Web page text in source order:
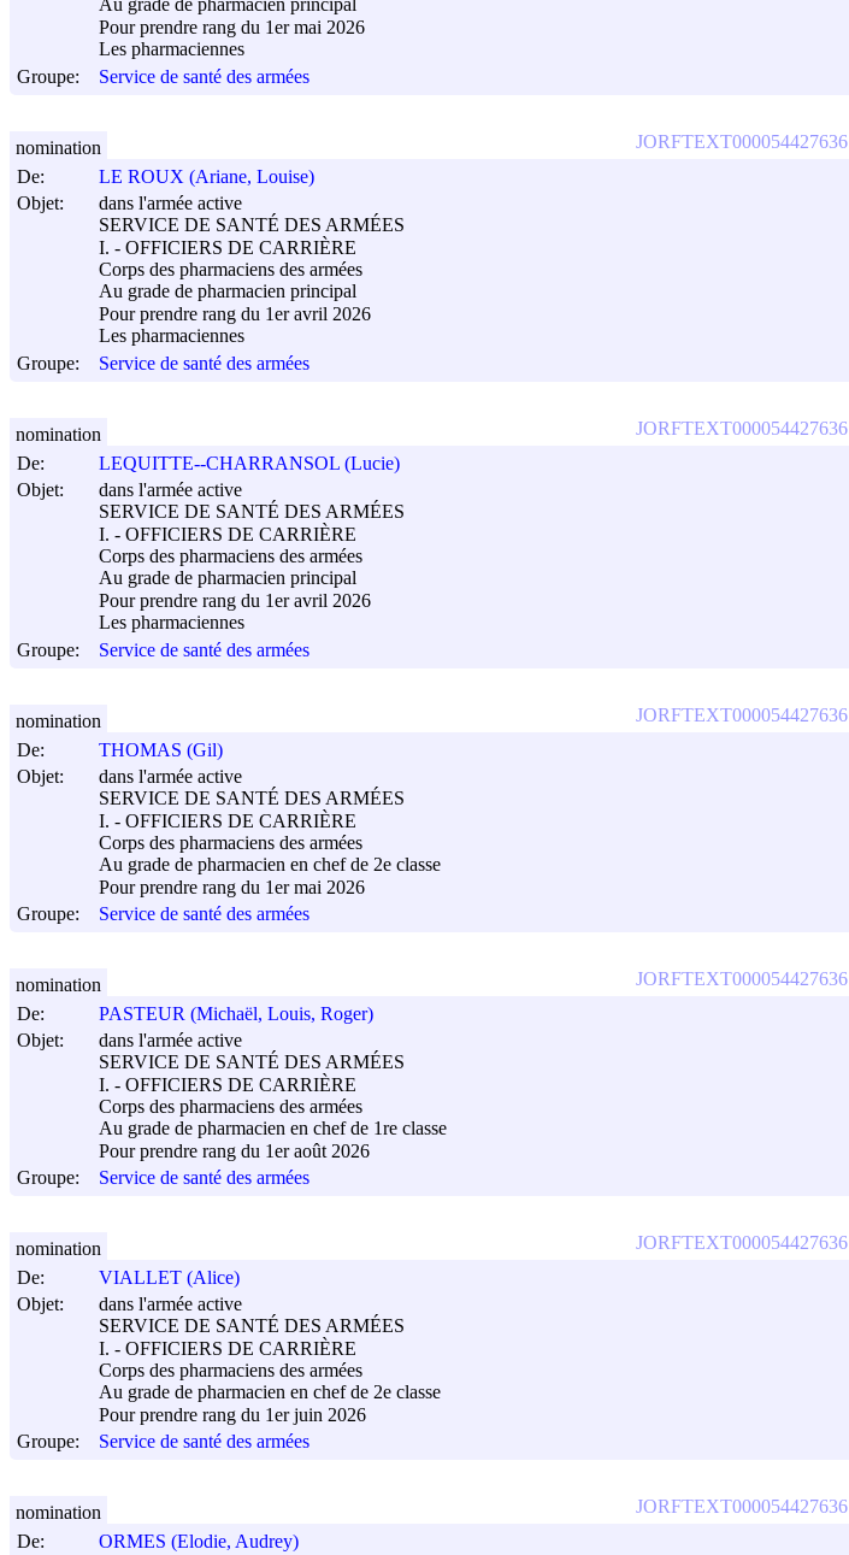
Au grade de pharmacien principal
Pour prendre rang du 1er mai 2026
Les pharmaciennes
Groupe:
Service de santé des armées
De:
LE ROUX (Ariane, Louise)
Objet:
dans l'armée active
SERVICE DE SANTÉ DES ARMÉES
I. - OFFICIERS DE CARRIÈRE
Corps des pharmaciens des armées
Au grade de pharmacien principal
Pour prendre rang du 1er avril 2026
Les pharmaciennes
Groupe:
Service de santé des armées
JORFTEXT000054427636
nomination
De:
LEQUITTE--CHARRANSOL (Lucie)
Objet:
dans l'armée active
SERVICE DE SANTÉ DES ARMÉES
I. - OFFICIERS DE CARRIÈRE
Corps des pharmaciens des armées
Au grade de pharmacien principal
Pour prendre rang du 1er avril 2026
Les pharmaciennes
Groupe:
Service de santé des armées
JORFTEXT000054427636
nomination
De:
THOMAS (Gil)
Objet:
dans l'armée active
SERVICE DE SANTÉ DES ARMÉES
I. - OFFICIERS DE CARRIÈRE
Corps des pharmaciens des armées
Au grade de pharmacien en chef de 2e classe
Pour prendre rang du 1er mai 2026
Groupe:
Service de santé des armées
JORFTEXT000054427636
nomination
De:
PASTEUR (Michaël, Louis, Roger)
Objet:
dans l'armée active
SERVICE DE SANTÉ DES ARMÉES
I. - OFFICIERS DE CARRIÈRE
Corps des pharmaciens des armées
Au grade de pharmacien en chef de 1re classe
Pour prendre rang du 1er août 2026
Groupe:
Service de santé des armées
JORFTEXT000054427636
nomination
De:
VIALLET (Alice)
Objet:
dans l'armée active
SERVICE DE SANTÉ DES ARMÉES
I. - OFFICIERS DE CARRIÈRE
Corps des pharmaciens des armées
Au grade de pharmacien en chef de 2e classe
Pour prendre rang du 1er juin 2026
Groupe:
Service de santé des armées
JORFTEXT000054427636
nomination
De:
ORMES (Elodie, Audrey)
JORFTEXT000054427636
nomination